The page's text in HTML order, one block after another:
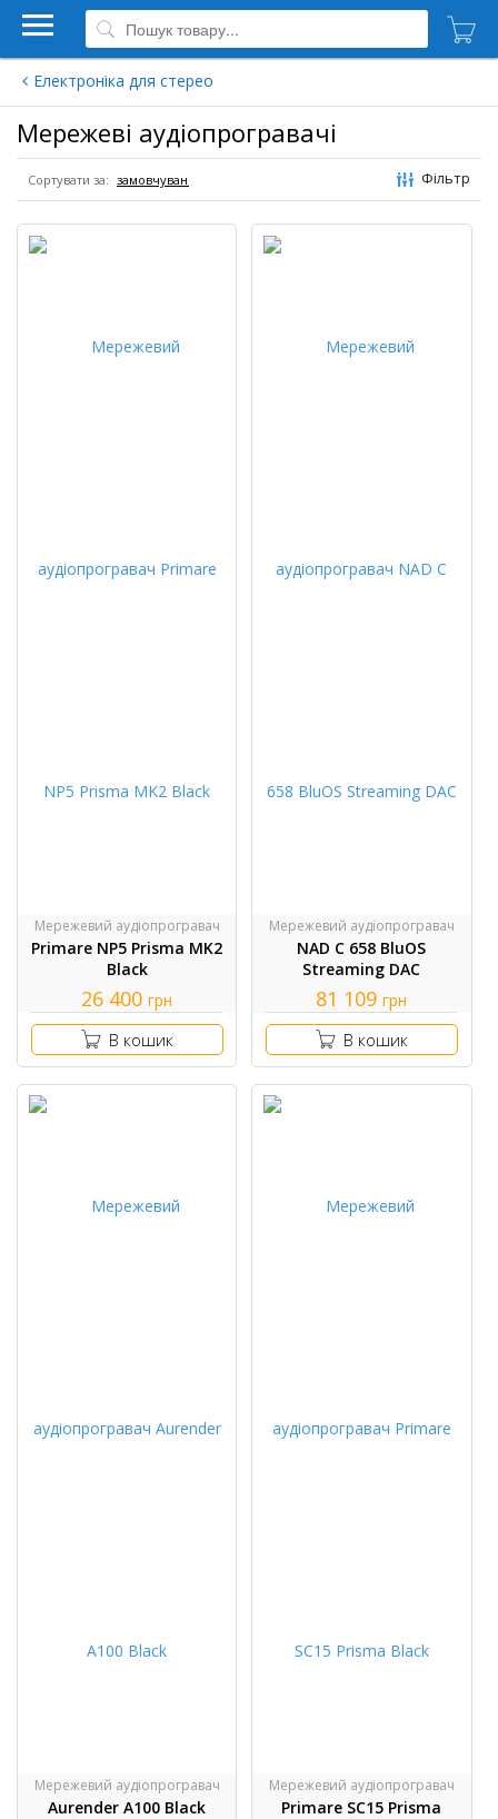
Електроніка для стерео
Мережеві аудіопрогравачі
Сортувати за: Фільтр
Мережевий аудіопрогравач
Primare NP5 Prisma MK2
Black
26 400 грн
В кошик
Мережевий аудіопрогравач
NAD C 658 BluOS
Streaming DAC
81 109 грн
В кошик
Мережевий аудіопрогравач
Aurender A100 Black
Мережевий аудіопрогравач
Primare SC15 Prisma